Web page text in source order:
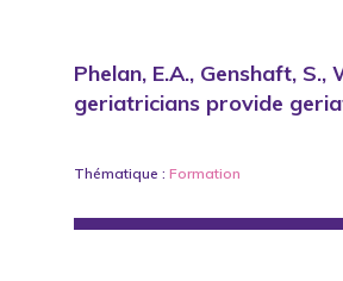
Phelan, E.A., Genshaft,
geriatricians provide
Thématique : Formation